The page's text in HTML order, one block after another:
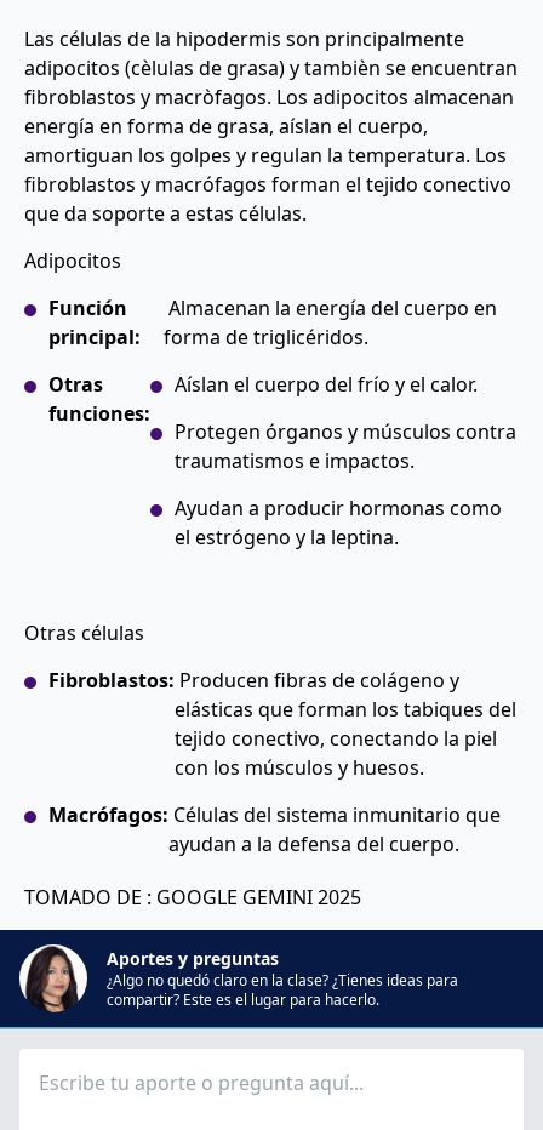
Las células de la hipodermis son principalmente
adipocitos (cèlulas de grasa) y tambièn se encuentran
fibroblastos y macròfagos. Los adipocitos almacenan
energía en forma de grasa, aíslan el cuerpo,
amortiguan los golpes y regulan la temperatura. Los
fibroblastos y macrófagos forman el tejido conectivo
que da soporte a estas células.
Adipocitos
Función
principal:
Almacenan la energía del cuerpo en
forma de triglicéridos.
Otras
funciones:
Aíslan el cuerpo del frío y el calor.
Protegen órganos y músculos contra
traumatismos e impactos.
Ayudan a producir hormonas como
el estrógeno y la leptina.
Otras células
Fibroblastos: Producen fibras de colágeno y
elásticas que forman los tabiques del
tejido conectivo, conectando la piel
con los músculos y huesos.
Macrófagos: Células del sistema inmunitario que
ayudan a la defensa del cuerpo.
TOMADO DE : GOOGLE GEMINI 2025
Aportes y preguntas
¿Algo no quedó claro en la clase? ¿Tienes ideas para
compartir? Este es el lugar para hacerlo.